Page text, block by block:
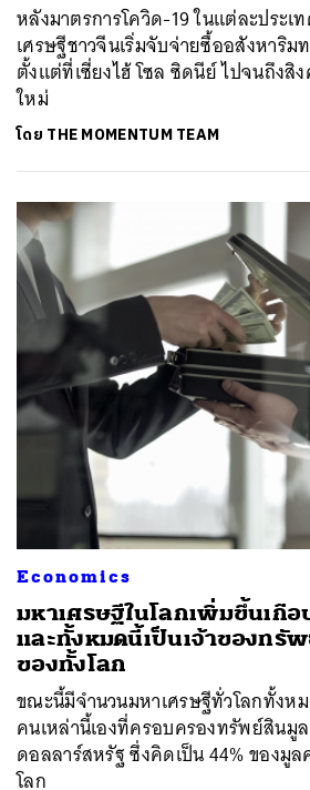
หลังมาตรการโควิด-19 ในแต่ละประ
เศรษฐีชาวจีนเริ่มจับจ่ายซื้ออสังหาริ
ตั้งแต่ที่เซี่ยงไฮ้ โซล ซิดนีย์ ไปจนถึงสิง
ใหม่
โดย THE MOMENTUM TEAM
Economics
มหาเศรษฐีในโลกเพิ่มขึ้นเกื
และทั้งหมดนี้เป็นเจ้าของทรั
ของทั้งโลก
ขณะนี้มีจำนวนมหาเศรษฐีทั่วโลกทั้งห
คนเหล่านี้เองที่ครอบครองทรัพย์สินมู
ดอลลาร์สหรัฐ ซึ่งคิดเป็น 44% ของมู
โลก
TWEET